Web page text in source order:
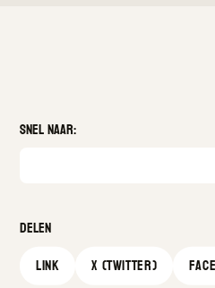
Snel naar:
Delen
Link
X (Twitter)